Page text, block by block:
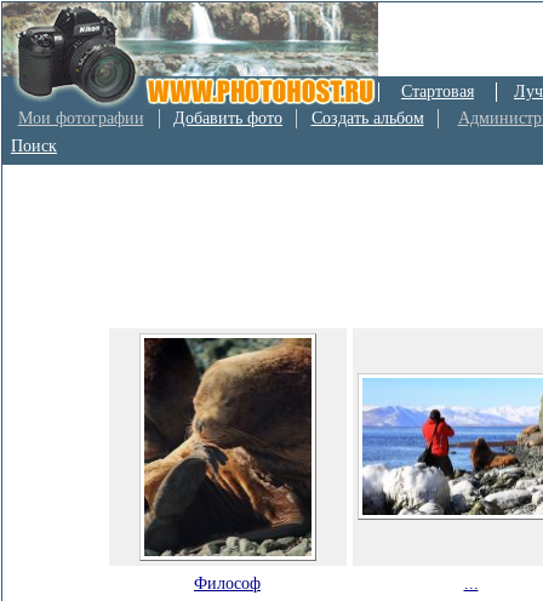
Стартовая
Мои фотографии
Добавить фото Создать альбом
Поиск
Философ ...